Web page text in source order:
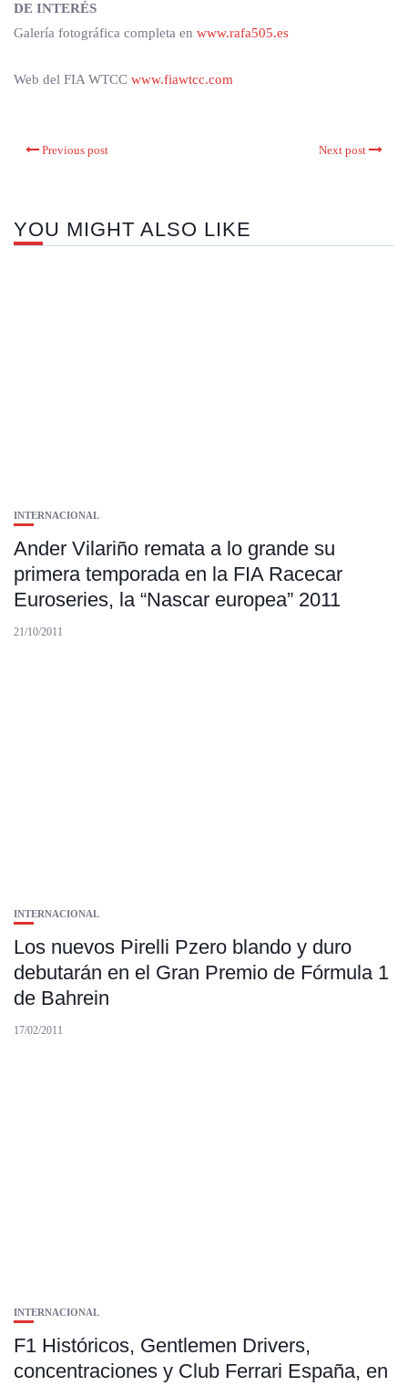
DE INTERÉS
Galería fotográfica completa en www.rafa505.es
Web del FIA WTCC www.fiawtcc.com
Previous post Next post
YOU MIGHT ALSO LIKE
INTERNACIONAL
Ander Vilariño remata a lo grande su
primera temporada en la FIA Racecar
Euroseries, la “Nascar europea” 2011
21/10/2011
INTERNACIONAL
Los nuevos Pirelli Pzero blando y duro
debutarán en el Gran Premio de Fórmula 1
de Bahrein
17/02/2011
INTERNACIONAL
F1 Históricos, Gentlemen Drivers,
concentraciones y Club Ferrari España, en